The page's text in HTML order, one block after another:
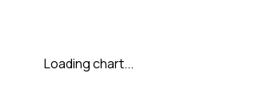
Loading chart...